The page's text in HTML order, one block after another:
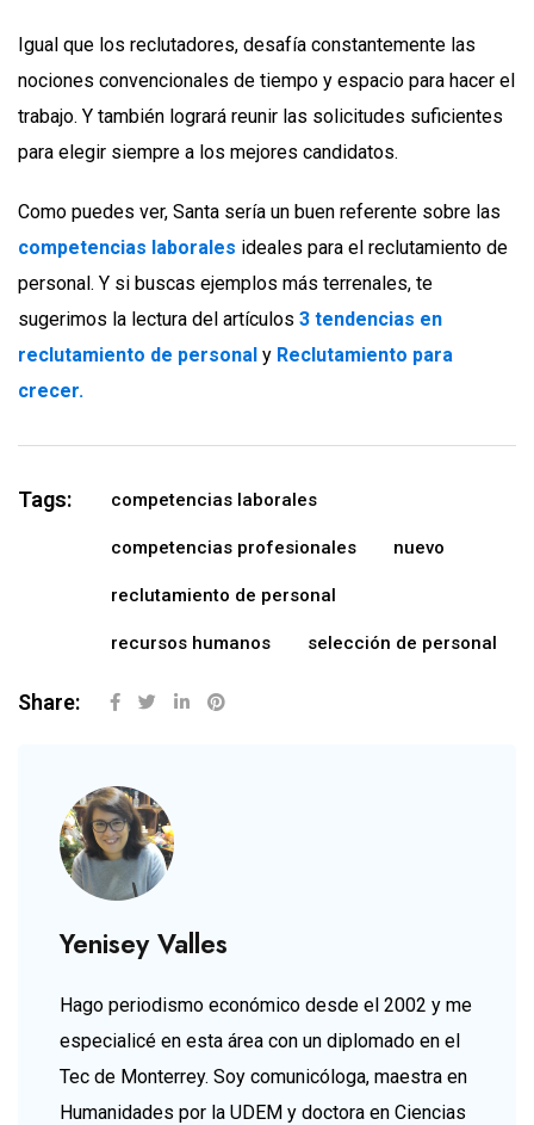
Igual que los reclutadores, desafía constantemente las
nociones convencionales de tiempo y espacio para hacer el
trabajo. Y también logrará reunir las solicitudes suficientes
para elegir siempre a los mejores candidatos.
Como puedes ver, Santa sería un buen referente sobre las
competencias laborales ideales para el reclutamiento de
personal. Y si buscas ejemplos más terrenales, te
sugerimos la lectura del artículos 3 tendencias en
reclutamiento de personal y Reclutamiento para
crecer.
Tags: competencias laborales
competencias profesionales nuevo
reclutamiento de personal
recursos humanos selección de personal
Share:
Yenisey Valles
Hago periodismo económico desde el 2002 y me
especialicé en esta área con un diplomado en el
Tec de Monterrey. Soy comunicóloga, maestra en
Humanidades por la UDEM y doctora en Ciencias